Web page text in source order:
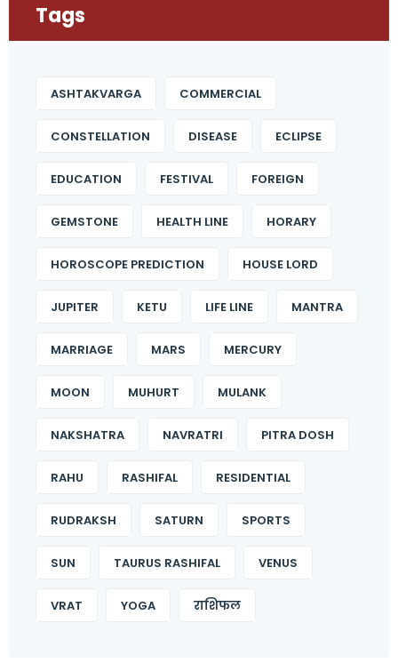
Tags
ASHTAKVARGA COMMERCIAL
CONSTELLATION DISEASE ECLIPSE
EDUCATION FESTIVAL FOREIGN
GEMSTONE HEALTH LINE HORARY
HOROSCOPE PREDICTION HOUSE LORD
JUPITER KETU LIFE LINE MANTRA
MARRIAGE MARS MERCURY
MOON MUHURT MULANK
NAKSHATRA NAVRATRI PITRA DOSH
RAHU RASHIFAL RESIDENTIAL
RUDRAKSH SATURN SPORTS
SUN TAURUS RASHIFAL VENUS
VRAT YOGA राशिफल